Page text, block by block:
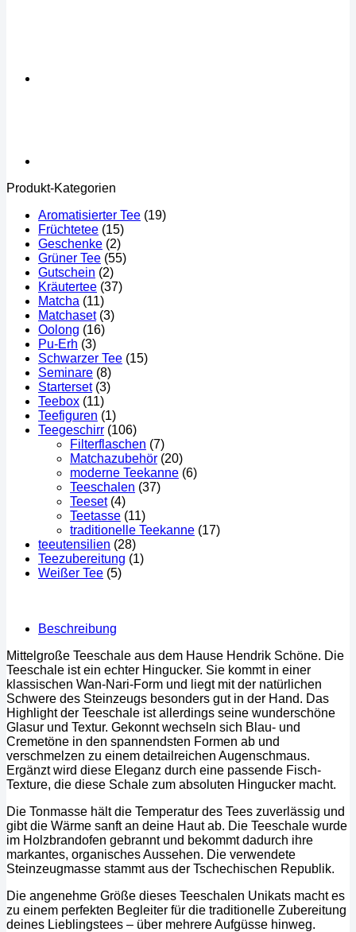
Produkt-Kategorien
Aromatisierter Tee (19)
Früchtetee (15)
Geschenke (2)
Grüner Tee (55)
Gutschein (2)
Kräutertee (37)
Matcha (11)
Matchaset (3)
Oolong (16)
Pu-Erh (3)
Schwarzer Tee (15)
Seminare (8)
Starterset (3)
Teebox (11)
Teefiguren (1)
Teegeschirr (106)
Filterflaschen (7)
Matchazubehör (20)
moderne Teekanne (6)
Teeschalen (37)
Teeset (4)
Teetasse (11)
traditionelle Teekanne (17)
teeutensilien (28)
Teezubereitung (1)
Weißer Tee (5)
Beschreibung
Mittelgroße Teeschale aus dem Hause Hendrik Schöne. Die
Teeschale ist ein echter Hingucker. Sie kommt in einer
klassischen Wan-Nari-Form und liegt mit der natürlichen
Schwere des Steinzeugs besonders gut in der Hand. Das
Highlight der Teeschale ist allerdings seine wunderschöne
Glasur und Textur. Gekonnt wechseln sich Blau- und
Cremetöne in den spannendsten Formen ab und
verschmelzen zu einem detailreichen Augenschmaus.
Ergänzt wird diese Eleganz durch eine passende Fisch-
Texture, die diese Schale zum absoluten Hingucker macht.
Die Tonmasse hält die Temperatur des Tees zuverlässig und
gibt die Wärme sanft an deine Haut ab. Die Teeschale wurde
im Holzbrandofen gebrannt und bekommt dadurch ihre
markantes, organisches Aussehen. Die verwendete
Steinzeugmasse stammt aus der Tschechischen Republik.
Die angenehme Größe dieses Teeschalen Unikats macht es
zu einem perfekten Begleiter für die traditionelle Zubereitung
deines Lieblingstees – über mehrere Aufgüsse hinweg.